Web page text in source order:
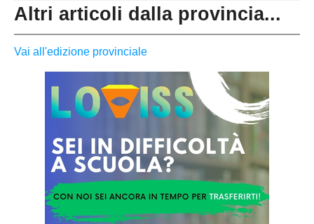
Altri articoli dalla provincia...
Vai all'edizione provinciale